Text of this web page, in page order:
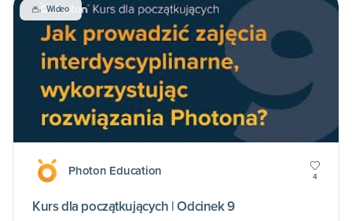
Wideo
Photon Education 4
Kurs dla początkujących | Odcinek 9